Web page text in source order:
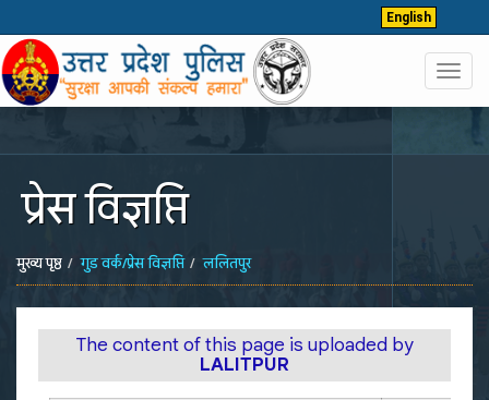
English
प्रेस विज्ञप्ति
मुख्य पृष्ठ गुड वर्क/प्रेस विज्ञप्ति ललितपुर
The content of this page is uploaded by
LALITPUR